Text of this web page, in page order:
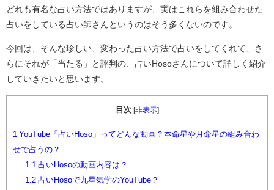
どれも有名な占い方法ではありますが、実はこれらを組み合わせた
占いをしている占い師さんというのはそう多くないのです。
今回は、そんな珍しい、変わった占い方法で占いをしてくれて、さ
らにそれが「当たる」と評判の、占いHosoさんについて詳しく紹介
していきたいと思います。
目次 非表示]
1 YouTube「占いHoso」ってどんな動画？本命星や月命星の組み合わ
せで占うの？
1.1 占いHosoの動画内容は？
1.2占いHosoで九星気学のYouTube？